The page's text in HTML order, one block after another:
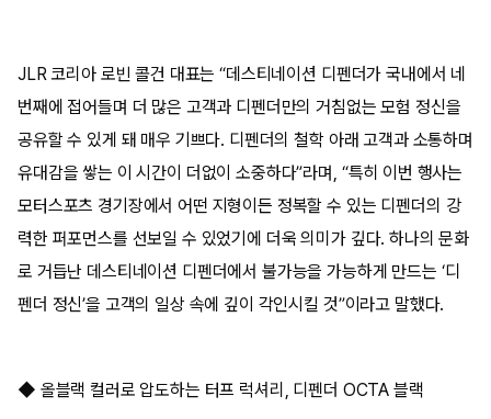
JLR 코리아 로빈 콜건 대표는 “데스티네이션 디펜더가 국내에서 네
번째에 접어들며 더 많은 고객과 디펜더만의 거침없는 모험 정신을
공유할 수 있게 돼 매우 기쁘다. 디펜더의 철학 아래 고객과 소통하며
유대감을 쌓는 이 시간이 더없이 소중하다”라며, “특히 이번 행사는
모터스포츠 경기장에서 어떤 지형이든 정복할 수 있는 디펜더의 강
력한 퍼포먼스를 선보일 수 있었기에 더욱 의미가 깊다. 하나의 문화
로 거듭난 데스티네이션 디펜더에서 불가능을 가능하게 만드는 ‘디
펜더 정신’을 고객의 일상 속에 깊이 각인시킬 것”이라고 말했다.
◆ 올블랙 컬러로 압도하는 터프 럭셔리, 디펜더 OCTA 블랙